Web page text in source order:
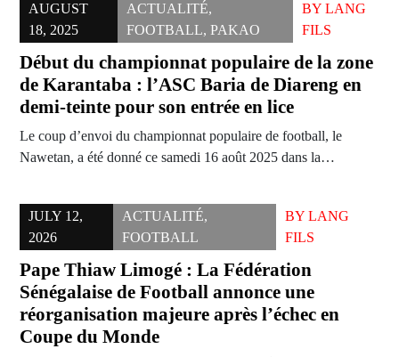
AUGUST
18, 2025
ACTUALITÉ,
FOOTBALL, PAKAO
BY LANG
FILS
Début du championnat populaire de la zone
de Karantaba : l’ASC Baria de Diareng en
demi-teinte pour son entrée en lice
Le coup d’envoi du championnat populaire de football, le
Nawetan, a été donné ce samedi 16 août 2025 dans la…
JULY 12,
2026
ACTUALITÉ,
FOOTBALL
BYLANG
FILS
Pape Thiaw Limogé : La Fédération
Sénégalaise de Football annonce une
réorganisation majeure après l’échec en
Coupe du Monde